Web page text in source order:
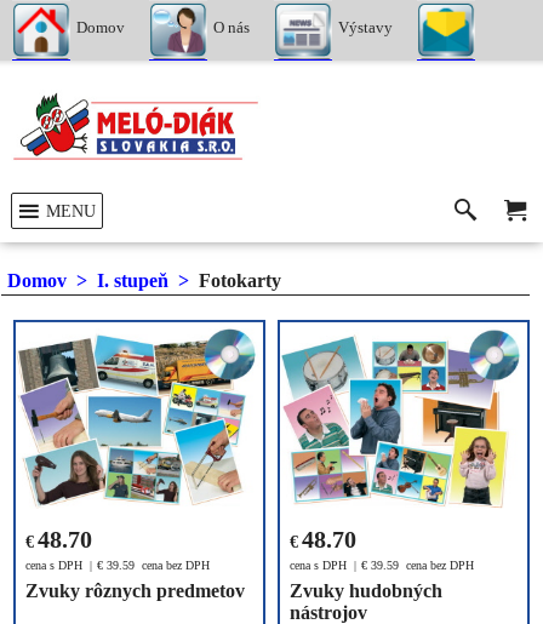
Domov O nás Výstavy
MENU
Domov > I. stupeň > Fotokarty
€ 48.70
cena s DPH € 39.59 cena bez DPH
Zvuky rôznych predmetov
€ 48.70
cena s DPH € 39.59 cena bez DPH
Zvuky hudobných
nástrojov